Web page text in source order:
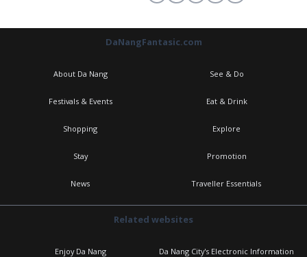
DaNangFantasic.com
About Da Nang See & Do
Festivals & Events Eat & Drink
Shopping Explore
Stay Promotion
News Traveller Essentials
Related websites
Enjoy Da Nang Da Nang City's Electronic Information